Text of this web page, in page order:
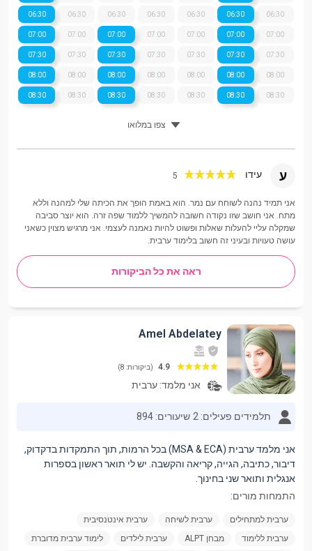
06:30
07:00
07:30
08:00
08:30
06:30
07:00
07:30
08:00
08:30
06:30
07:00
07:30
08:00
08:30
06:30
07:00
07:30
08:00
08:30
06:30
07:00
07:30
08:00
08:30
06:30
07:00
07:30
08:00
08:30
06:30
07:00
07:30
08:00
08:30
צפו במלואו
ע עידו 5
אני תמיד נהנה לשוחח עם נמר. הוא באמת הופך את הכיתה שלי למהנה וללא
מתח. אני חושב שזו נקודה חשובה להמשיך ללמוד שפה זרה. הוא יוצר סביבה
שמקלה עליי להעלות שאלות ופשוט להיות נאמנה לעצמי. אני מרגיש מצוין כשאני
עושה טעויות ובעיני זה חשוב בלימוד ערבית.
ראה את כל הביקורות
Amel Abdelatey
4.9 (ביקורות: 8)
אני מלמד: ערבית
תלמידים פעילים: 2 שיעורים: 894
אני מלמד ערבית (MSA & ECA) בכל הרמות, תוך התמקדות בדקדוק,
דיבור, כתיבה, הגייה, קריאה והקשבה. יש לי תואר ראשון בספרות
אנגלית ותואר שני בחינוך.
התמחות מורים:
ערבית למתחילים ערבית לשיחה
ערבית אינטנסיבית
ערבית ללימוד
מבחן ALPT ערבית לילדים
לימוד ערבית מדוברת